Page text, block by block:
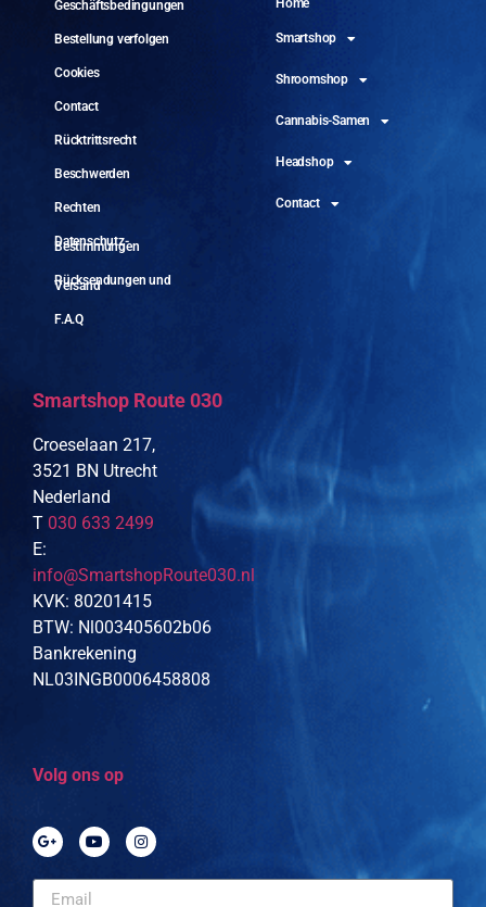
Geschäftsbedingungen
Bestellung verfolgen
Cookies
Contact
Rücktrittsrecht
Beschwerden
Rechten
Datenschutz-
Bestimmungen
Rücksendungen und
Versand
F.A.Q
Home
Smartshop
Shroomshop
Cannabis-Samen
Headshop
Contact
Smartshop Route 030
Croeselaan 217,
3521 BN Utrecht
Nederland
T 030 633 2499
E:
info@SmartshopRoute030.nl
KVK: 80201415
BTW: Nl003405602b06
Bankrekening
NL03INGB0006458808
Volg ons op